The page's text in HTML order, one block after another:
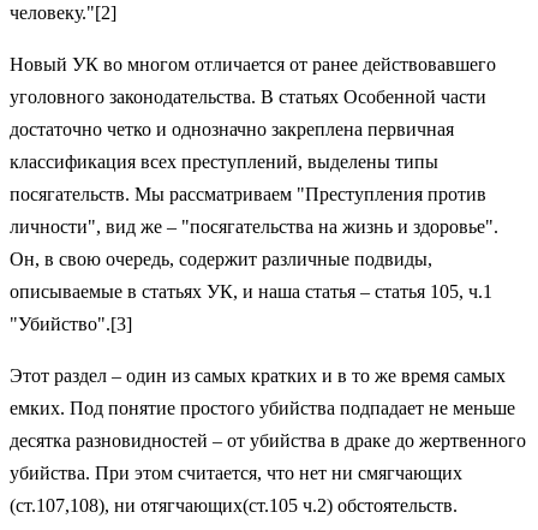
человеку."[2]
Новый УК во многом отличается от ранее действовавшего
уголовного законодательства. В статьях Особенной части
достаточно четко и однозначно закреплена первичная
классификация всех преступлений, выделены типы
посягательств. Мы рассматриваем "Преступления против
личности", вид же – "посягательства на жизнь и здоровье".
Он, в свою очередь, содержит различные подвиды,
описываемые в статьях УК, и наша статья – статья 105, ч.1
"Убийство".[3]
Этот раздел – один из самых кратких и в то же время самых
емких. Под понятие простого убийства подпадает не меньше
десятка разновидностей – от убийства в драке до жертвенного
убийства. При этом считается, что нет ни смягчающих
(ст.107,108), ни отягчающих(ст.105 ч.2) обстоятельств.